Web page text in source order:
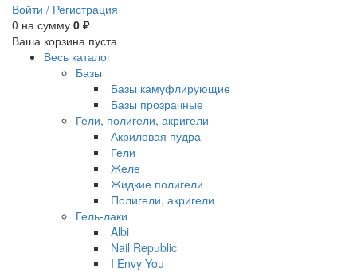
Войти / Регистрация
0 на сумму 0 ₽
Ваша корзина пуста
Весь каталог
Базы
Базы камуфлирующие
Базы прозрачные
Гели, полигели, акригели
Акриловая пудра
Гели
Желе
Жидкие полигели
Полигели, акригели
Гель-лаки
Albi
Nail Republic
I Envy You